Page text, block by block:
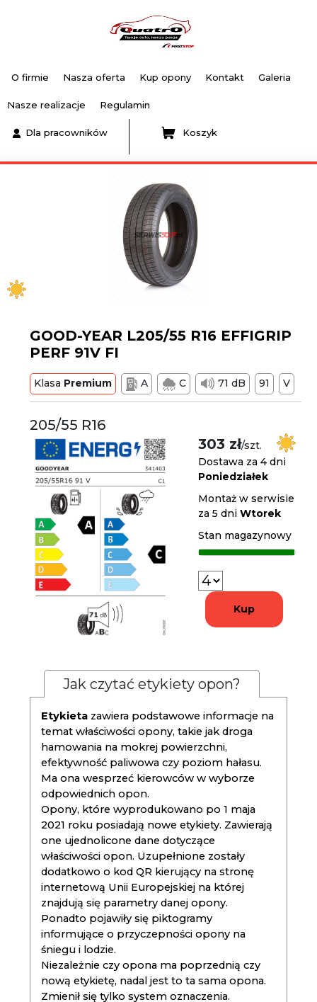
O firmie Nasza oferta Kup opony Kontakt Galeria
Nasze realizacje Regulamin
Dla pracowników Koszyk
GOOD-YEAR L205/55 R16 EFFIGRIP
PERF 91V FI
Klasa Premium A C 71 dB 91 V
205/55 R16
303 zł/szt.
Dostawa za 4 dni
Poniedziałek
Montaż w serwisie
za 5 dniWtorek
Stan magazynowy
Kup
Jak czytać etykiety opon?
Etykieta zawiera podstawowe informacje na
temat właściwości opony, takie jak droga
hamowania na mokrej powierzchni,
efektywność paliwowa czy poziom hałasu.
Ma ona wesprzeć kierowców w wyborze
odpowiednich opon.
Opony, które wyprodukowano po 1 maja
2021 roku posiadają nowe etykiety. Zawierają
one ujednolicone dane dotyczące
właściwości opon. Uzupełnione zostały
dodatkowo o kod QR kierujący na stronę
internetową Unii Europejskiej na której
znajdują się parametry danej opony.
Ponadto pojawiły się piktogramy
informujące o przyczepności opony na
śniegu i lodzie.
Niezależnie czy opona ma poprzednią czy
nową etykietę, nadal jest to ta sama opona.
Zmienił się tylko system oznaczenia.